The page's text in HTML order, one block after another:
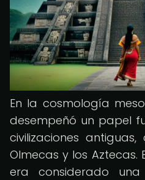
En la cosmología
desempeñó un papel
civilizaciones
Olmecas y los Aztecas.
era considerado